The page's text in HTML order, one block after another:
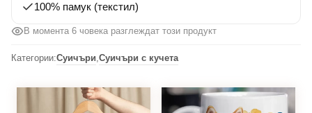
100% памук (текстил)
В момента 6 човека разглеждат този продукт
Категории:Суичъри,Суичъри с кучета